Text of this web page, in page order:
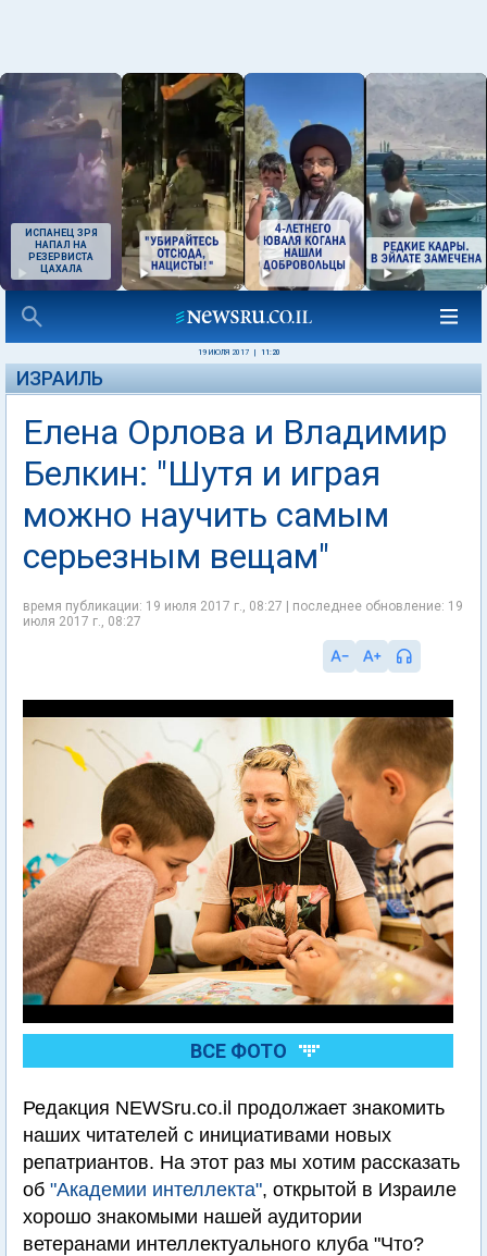
ИСПАНЕЦ ЗРЯ
НАПАЛ НА
РЕЗЕРВИСТА
ЦАХАЛА
19 ИЮЛЯ 2017 11:20
ИЗРАИЛЬ
Елена Орлова и Владимир
Белкин: "Шутя и играя
можно научить самым
серьезным вещам"
время публикации: 19 июля 2017 г., 08:27 | последнее обновление: 19
июля 2017 г., 08:27
ВСЕ ФОТО
Редакция NEWSru.co.il продолжает знакомить
наших читателей с инициативами новых
репатриантов. На этот раз мы хотим рассказать
об "Академии интеллекта", открытой в Израиле
хорошо знакомыми нашей аудитории
ветеранами интеллектуального клуба "Что?